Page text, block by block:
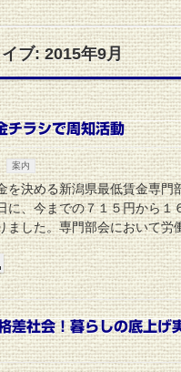
ブ: 2015年9月
チラシで周知活動
案内
を決める新潟県最低賃金専
に、今までの７１５円から
ました。専門部会において
社会！暮らしの底上げ